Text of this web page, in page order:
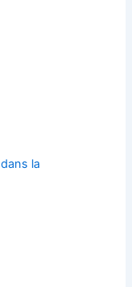
la